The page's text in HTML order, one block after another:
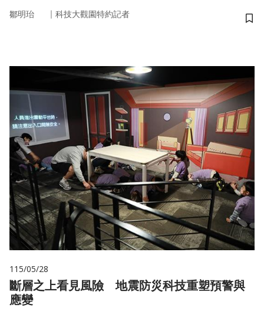
鄒明珆 ｜ 科技大觀園特約記者
儲
115/05/28
斷層之上看見風險 地震防災科技重塑預警與
應變